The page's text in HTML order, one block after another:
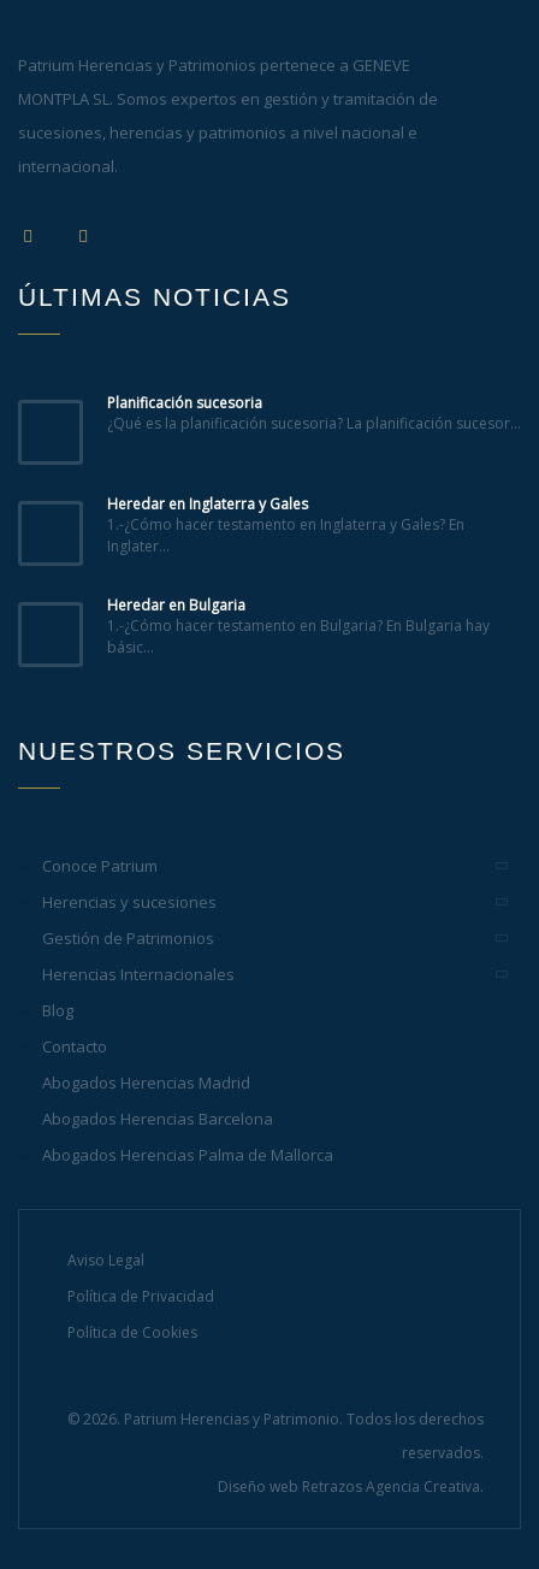
Patrium Herencias y Patrimonios pertenece a GENEVE
MONTPLA SL. Somos expertos en gestión y tramitación de
sucesiones, herencias y patrimonios a nivel nacional e
internacional.
ÚLTIMAS NOTICIAS
Planificación sucesoria
¿Qué es la planificación sucesoria? La planificación sucesor...
Heredar en Inglaterra y Gales
1.-¿Cómo hacer testamento en Inglaterra y Gales? En
Inglater...
Heredar en Bulgaria
1.-¿Cómo hacer testamento en Bulgaria? En Bulgaria hay
básic...
NUESTROS SERVICIOS
Conoce Patrium
Herencias y sucesiones
Gestión de Patrimonios
Herencias Internacionales
Blog
Contacto
Abogados Herencias Madrid
Abogados Herencias Barcelona
Abogados Herencias Palma de Mallorca
Aviso Legal
Política de Privacidad
Política de Cookies
© 2026. Patrium Herencias y Patrimonio. Todos los derechos
reservados.
Diseño web Retrazos Agencia Creativa.